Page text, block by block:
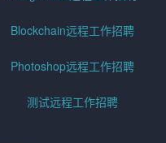
Blockchain远程工作招聘
Photoshop远程工作招聘
测试远程工作招聘